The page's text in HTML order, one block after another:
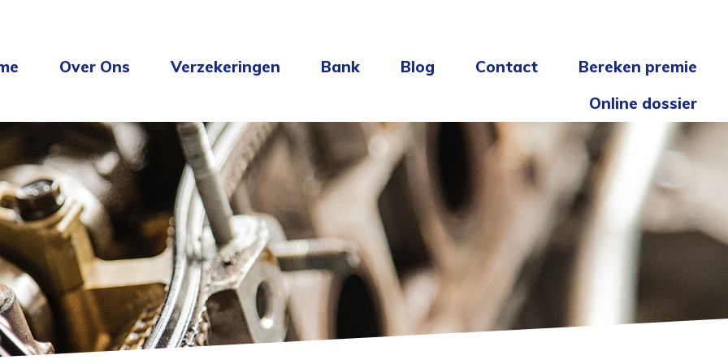
Over Ons Verzekeringen Bank Blog Contact
Bereken premie
Online dossier